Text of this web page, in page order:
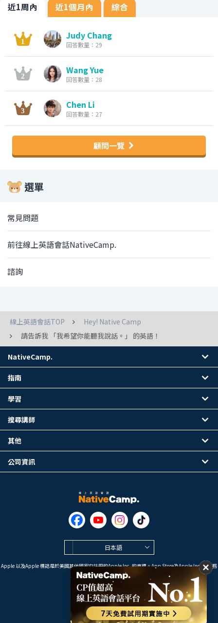
近1周內 近1個月內 綜合
Judy Chang
回答數量：29
Wang Yue
回答數量：28
Chen Li
回答數量：27
顧問一覽
選單
常見問題
前往線上英語會話NativeCamp.
諮詢
線上英語會話TOP
Hey! Native Camp
請告訴我 「我希望你能聽我說話。」 的英語！
日本語
Apple 以及Apple 標誌是於美國其他國家中註冊的Apple Inc. 的商標。App Store為Apple Inc. 的服務
標誌。
Google Play是 Google LLC 的商標。
Copyright © 2026 線上英語會話
NativeCamp. All Rights Reserved.
NativeCamp.
指南
學習
搜尋講師
其他
公司資訊